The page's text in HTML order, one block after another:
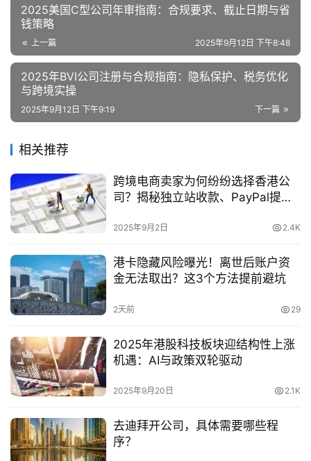
2025美国C型公司年审指南：合规要求、截止日期与省
钱策略
上一篇 2025年9月12日 下午8:48
2025年BVI公司注册与合规指南：隐私保护、税务优化
与跨境实操
下一篇
2025年9月12日 下午9:19
相关推荐
跨境电商卖家为何纷纷选择香港公
司？揭秘独立站收款、PayPal提现
2025年9月2日 2.4K
港卡隐藏风险曝光！离世后账户资
金无法取出？这3个方法提前避坑
2天前 29
2025年港股科技板块迎结构性上涨
机遇：AI与政策双轮驱动
2025年9月20日 2.1K
去迪拜开公司，具体需要哪些程
序？